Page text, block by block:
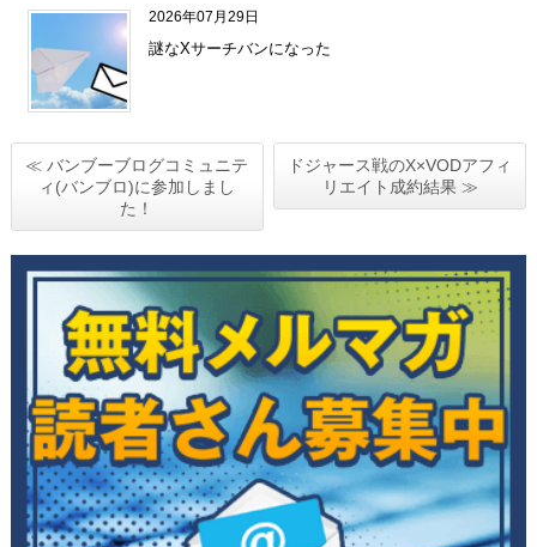
2026年07月29日
謎なXサーチバンになった
≪ バンブーブログコミュニテ
ィ(バンブロ)に参加しまし
た！
ドジャース戦のX×VODアフィ
リエイト成約結果 ≫